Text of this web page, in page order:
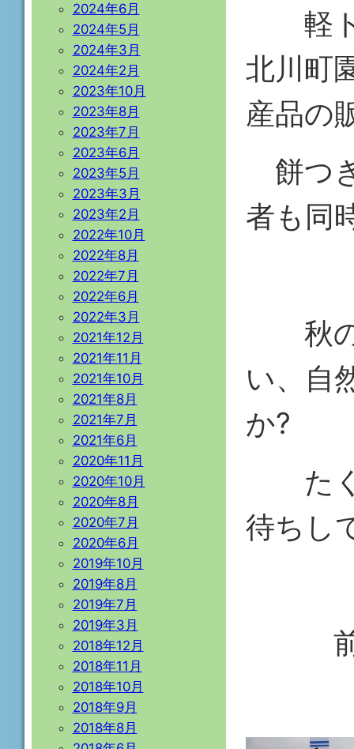
軽ト
北川町
産品の
餅つ
者も同
秋の
い、自
か?
たく
待ち
前
2024年6月
2024年5月
2024年3月
2024年2月
2023年10月
2023年8月
2023年7月
2023年6月
2023年5月
2023年3月
2023年2月
2022年10月
2022年8月
2022年7月
2022年6月
2022年3月
2021年12月
2021年11月
2021年10月
2021年8月
2021年7月
2021年6月
2020年11月
2020年10月
2020年8月
2020年7月
2020年6月
2019年10月
2019年8月
2019年7月
2019年3月
2018年12月
2018年11月
2018年10月
2018年9月
2018年8月